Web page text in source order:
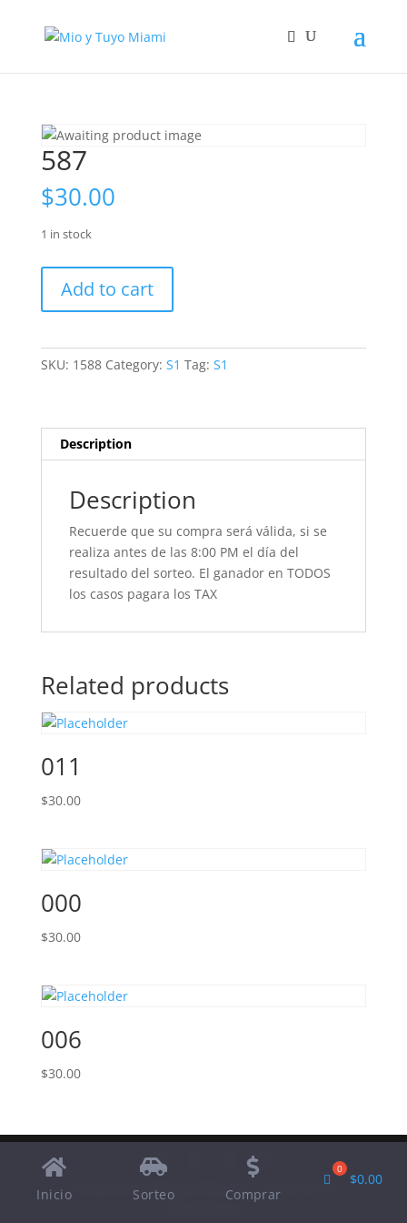
587
$30.00
1 in stock
quantity
Add to cart
SKU: 1588 Category: S1 Tag: S1
Description
Description
Recuerde que su compra será válida, si se
realiza antes de las 8:00 PM el día del
resultado del sorteo. El ganador en TODOS
los casos pagara los TAX
Related products
011
$30.00
000
$30.00
006
$30.00
Designed by Elegant Themes
| Powered by
Inicio Sorteo Comprar
$0.00